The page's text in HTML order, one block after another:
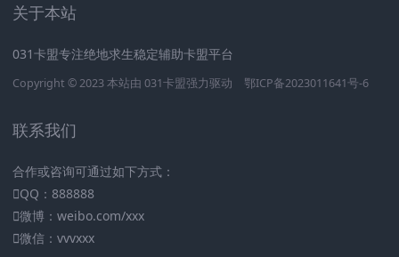
关于本站
031卡盟专注绝地求生稳定辅助卡盟平台
Copyright © 2023 本站由 031卡盟强力驱动 鄂ICP备2023011641号-6
联系我们
合作或咨询可通过如下方式：
QQ：888888
微博：weibo.com/xxx
微信：vvvxxx